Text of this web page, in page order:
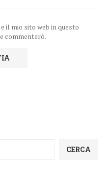
il mio sito web in questo
commenterò.
CERCA